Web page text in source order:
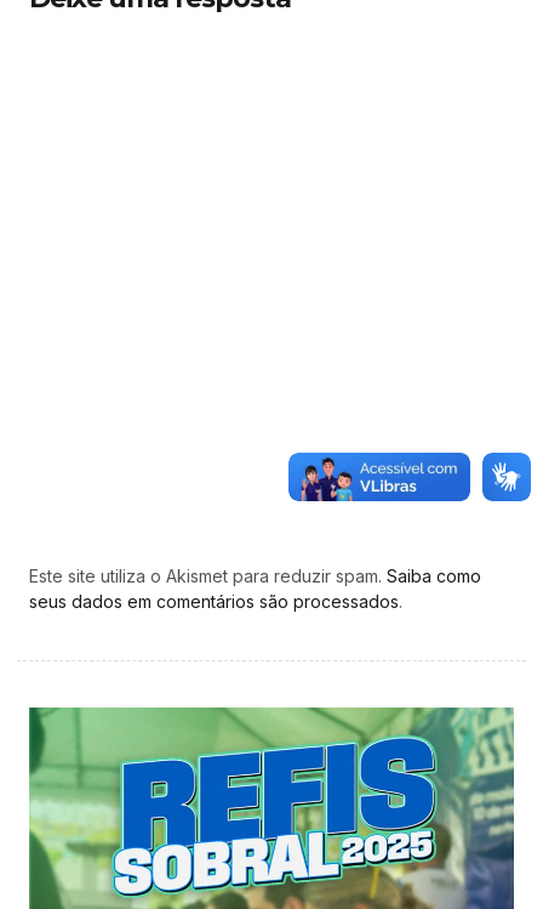
Este site utiliza o Akismet para reduzir spam. Saiba como
seus dados em comentários são processados.